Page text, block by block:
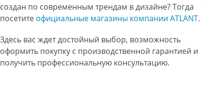
создан по современным трендам в дизайне? Тогда
посетите официальные магазины компании ATLANT.
Здесь вас ждет достойный выбор, возможность
оформить покупку с производственной гарантией и
получить профессиональную консультацию.